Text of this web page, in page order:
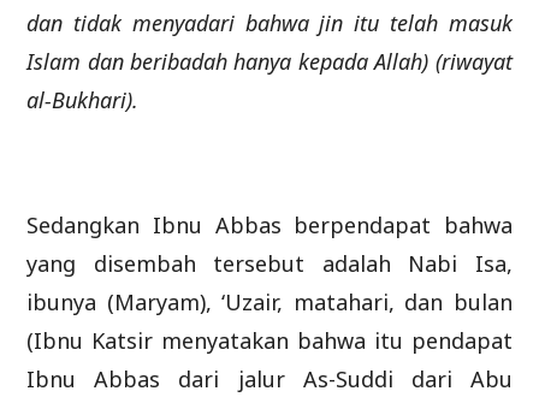
dan tidak menyadari bahwa jin itu telah masuk
Islam dan beribadah hanya kepada Allah) (riwayat
al-Bukhari).
Sedangkan Ibnu Abbas berpendapat bahwa
yang disembah tersebut adalah Nabi Isa,
ibunya (Maryam), ‘Uzair, matahari, dan bulan
(Ibnu Katsir menyatakan bahwa itu pendapat
Ibnu Abbas dari jalur As-Suddi dari Abu